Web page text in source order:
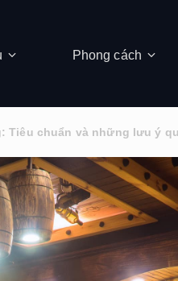
Phong cách
Tiêu chuẩn và những lưu ý